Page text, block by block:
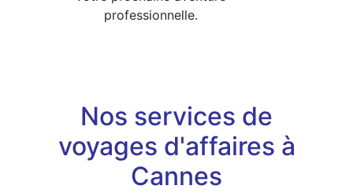
professionnelle.
Nos services de
voyages d'affaires à
Cannes